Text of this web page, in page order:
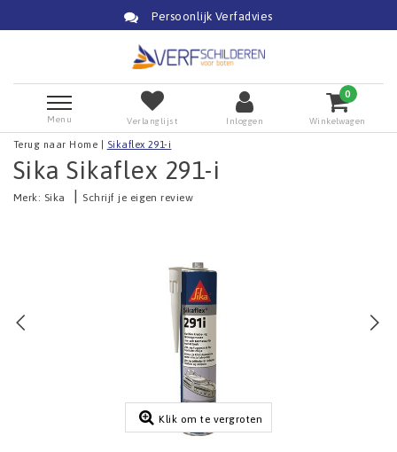
Persoonlijk Verfadvies
Menu Verlanglijst Inloggen
0
Winkelwagen
Terug naar Home Sikaflex 291-i
Sika Sikaflex 291-i
Merk: Sika Schrijf je eigen review
Klik om te vergroten